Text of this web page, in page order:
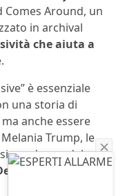
Around, un
in archival
che aiuta a
è essenziale
una storia di
anche essere
Trump, le
donne del
Russoo